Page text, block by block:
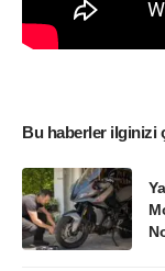
Bu haberler ilginizi